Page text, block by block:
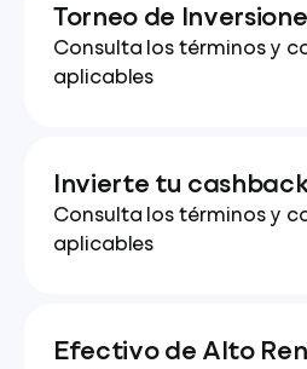
Torneo de
Consulta los términos y
aplicables
Invierte tu
Consulta los términos y
aplicables
Efectivo de Alto